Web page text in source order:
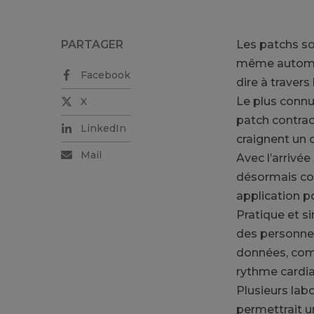
Les patchs
même
dire à travers
Le plus
patch
craignent un
Avec
désormais
application
Pratique et
des
données,
rythme
Plusieurs
permettrait
PARTAGER
Facebook
X
LinkedIn
Mail